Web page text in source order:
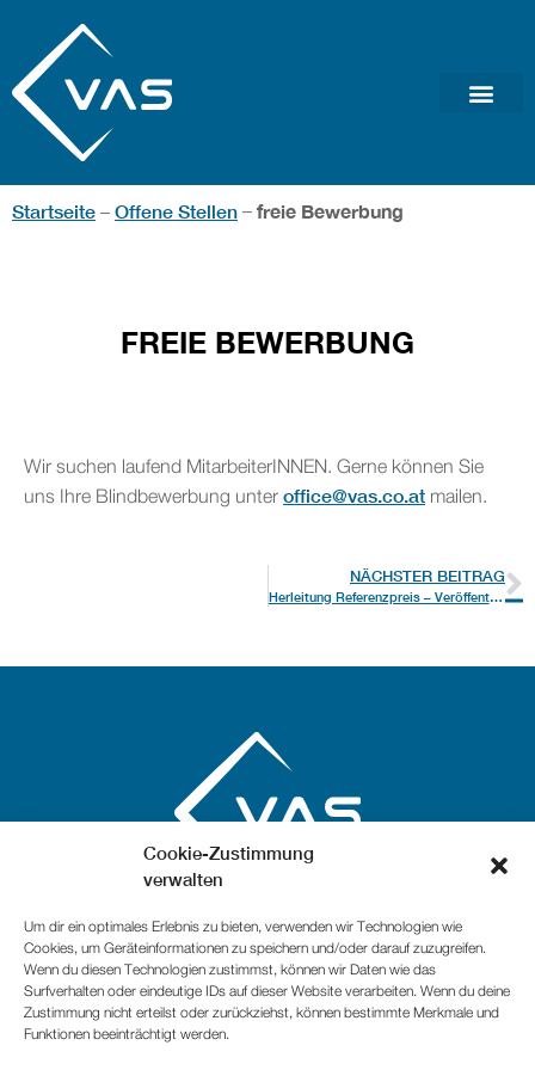
Cookie-Zustimmung
verwalten
Um dir ein optimales Erlebnis zu bieten, verwenden wir Technologien wie
Cookies, um Geräteinformationen zu speichern und/oder darauf zuzugreifen.
Wenn du diesen Technologien zustimmst, können wir Daten wie das
Surfverhalten oder eindeutige IDs auf dieser Website verarbeiten. Wenn du deine
Zustimmung nicht erteilst oder zurückziehst, können bestimmte Merkmale und
Funktionen beeinträchtigt werden.
Startseite – Offene Stellen – freie Bewerbung
FREIE BEWERBUNG
Wir suchen laufend MitarbeiterINNEN. Gerne können Sie
uns Ihre Blindbewerbung unter office@vas.co.at mailen.
NÄCHSTER BEITRAG
Herleitung Referenzpreis – Veröffentlicht 03.12.2022
ADRESSE
Lagerhausstraße 6
5071 Wals-Siezenheim
Österreich